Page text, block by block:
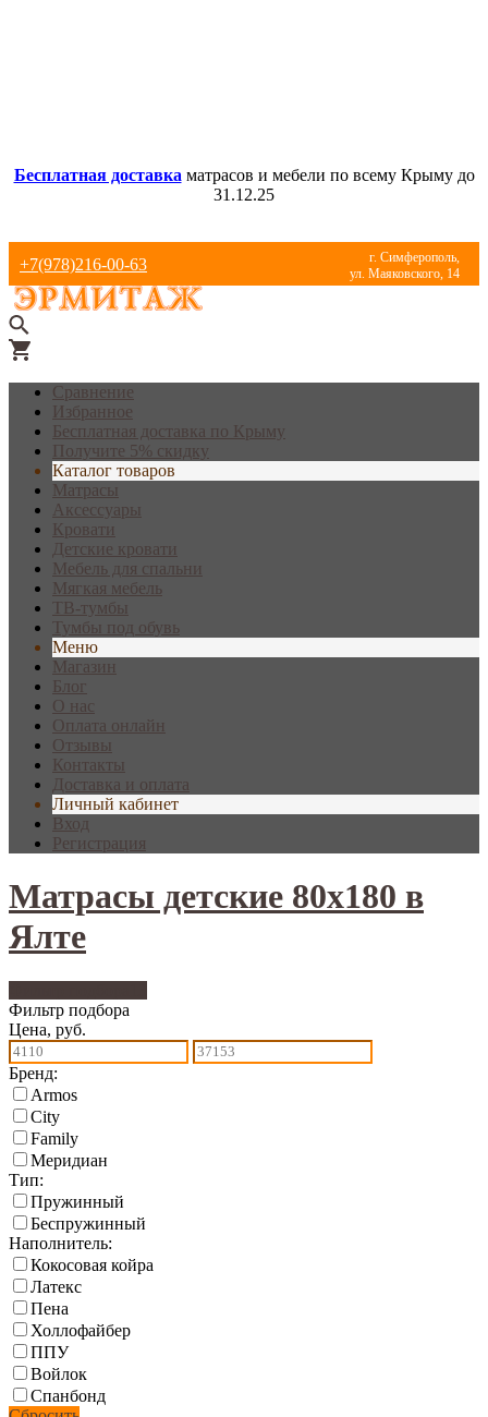
Бесплатная доставка матрасов и мебели по всему Крыму до
31.12.25
+7(978)216-00-63
г. Симферополь,
ул. Маяковского, 14
Сравнение
Избранное
Бесплатная доставка по Крыму
Получите 5% скидку
Каталог товаров
Матрасы
Аксессуары
Кровати
Детские кровати
Мебель для спальни
Мягкая мебель
ТВ-тумбы
Тумбы под обувь
Меню
Магазин
Блог
О нас
Оплата онлайн
Отзывы
Контакты
Доставка и оплата
Личный кабинет
Вход
Регистрация
Матрасы детские 80х180 в
Ялте
Фильтр подбора
Цена, руб.
Бренд:
Armos
City
Family
Меридиан
Тип:
Пружинный
Беспружинный
Наполнитель:
Кокосовая койра
Латекс
Пена
Холлофайбер
ППУ
Войлок
Спанбонд